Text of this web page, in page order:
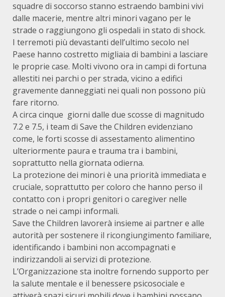
squadre di soccorso stanno estraendo bambini vivi
dalle macerie, mentre altri minori vagano per le
strade o raggiungono gli ospedali in stato di shock.
I terremoti più devastanti dell’ultimo secolo nel
Paese hanno costretto migliaia di bambini a lasciare
le proprie case. Molti vivono ora in campi di fortuna
allestiti nei parchi o per strada, vicino a edifici
gravemente danneggiati nei quali non possono più
fare ritorno.
A circa cinque giorni dalle due scosse di magnitudo
7.2 e 7.5, i team di Save the Children evidenziano
come, le forti scosse di assestamento alimentino
ulteriormente paura e trauma tra i bambini,
soprattutto nella giornata odierna.
La protezione dei minori è una priorità immediata e
cruciale, soprattutto per coloro che hanno perso il
contatto con i propri genitori o caregiver nelle
strade o nei campi informali.
Save the Children lavorerà insieme ai partner e alle
autorità per sostenere il ricongiungimento familiare,
identificando i bambini non accompagnati e
indirizzandoli ai servizi di protezione.
L’Organizzazione sta inoltre fornendo supporto per
la salute mentale e il benessere psicosociale e